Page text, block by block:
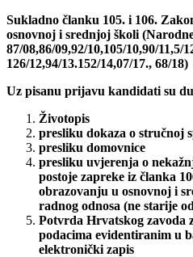
Sukladno članku 105. i 106.
osnovnoj i srednjoj školi
87/08,86/09,92/10,105/10,90/11,5/
126/12,94/13.152/14,07/17., 68/
Uz pisanu prijavu kandidati su
Životopis
presliku dokaza o stručnoj
presliku domovnice
presliku uvjerenja o
postoje zapreke iz članka
obrazovanju u osnovnoj i
radnog odnosa (ne starije
Potvrda Hrvatskog zavoda
podacima evidentiranim u
elektronički zapis